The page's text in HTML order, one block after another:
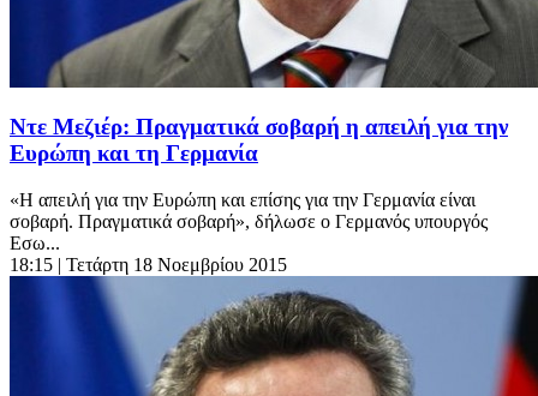
Ντε Μεζιέρ: Πραγματικά σοβαρή η απειλή για την
Ευρώπη και τη Γερμανία
«Η απειλή για την Ευρώπη και επίσης για την Γερμανία είναι
σοβαρή. Πραγματικά σοβαρή», δήλωσε ο Γερμανός υπουργός
Εσω...
18:15 | Τετάρτη 18 Νοεμβρίου 2015